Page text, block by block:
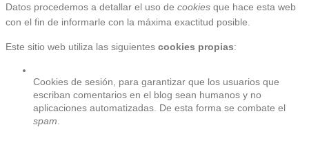
Datos procedemos a detallar el uso de cookies que hace esta web
con el fin de informarle con la máxima exactitud posible.
Este sitio web utiliza las siguientes cookies propias:
Cookies de sesión, para garantizar que los usuarios que
escriban comentarios en el blog sean humanos y no
spam